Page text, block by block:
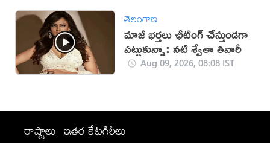
తెలంగాణ
మాజీ భర్తలు ఛీటింగ్ చేస్తుండగా
పట్టుకున్నా: నటి శ్వేతా తివారీ
Aug 09, 2026, 08:08 IST
రాష్ట్రాలు ఇతర కేటగిరీలు